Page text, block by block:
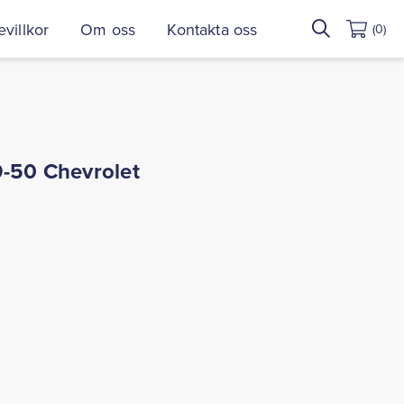
Om oss Kontakta oss
Sök
efter:
(0)
50 Chevrolet